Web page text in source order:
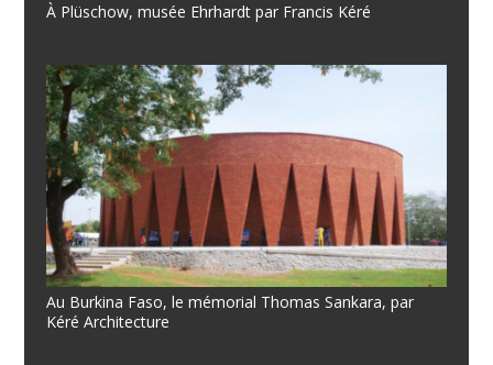
À Plüschow, musée Ehrhardt par Francis Kéré
Au Burkina Faso, le mémorial Thomas Sankara, par
Kéré Architecture